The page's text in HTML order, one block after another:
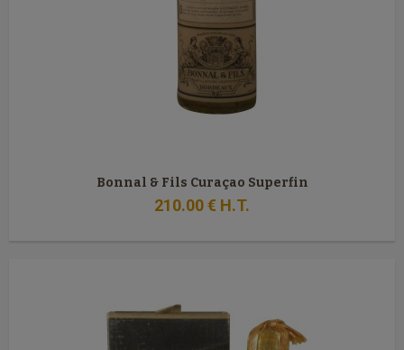
Bonnal & Fils Curaçao Superfin
210.00€ H.T.